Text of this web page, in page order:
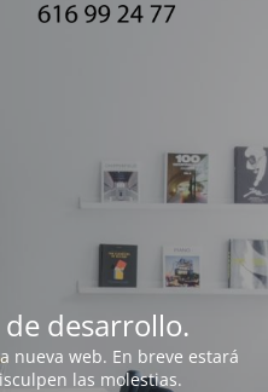
de desarrollo.
nueva web. En breve estará
las molestias.